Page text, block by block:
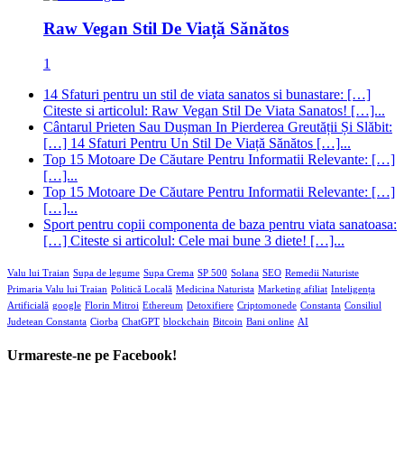
Raw Vegan Stil De Viață Sănătos
1
14 Sfaturi pentru un stil de viata sanatos si bunastare: […]
Citeste si articolul: Raw Vegan Stil De Viata Sanatos! […]...
Cântarul Prieten Sau Dușman In Pierderea Greutății Și Slăbit:
[…] 14 Sfaturi Pentru Un Stil De Viață Sănătos […]...
Top 15 Motoare De Căutare Pentru Informatii Relevante: […]
[…]...
Top 15 Motoare De Căutare Pentru Informatii Relevante: […]
[…]...
Sport pentru copii componenta de baza pentru viata sanatoasa:
[…] Citeste si articolul: Cele mai bune 3 diete! […]...
Valu lui Traian Supa de legume Supa Crema SP 500 Solana SEO Remedii Naturiste
Primaria Valu lui Traian Politică Locală Medicina Naturista Marketing afiliat Inteligența
Artificială google Florin Mitroi Ethereum Detoxifiere Criptomonede Constanta Consiliul
Judetean Constanta Ciorba ChatGPT blockchain Bitcoin Bani online AI
Urmareste-ne pe Facebook!